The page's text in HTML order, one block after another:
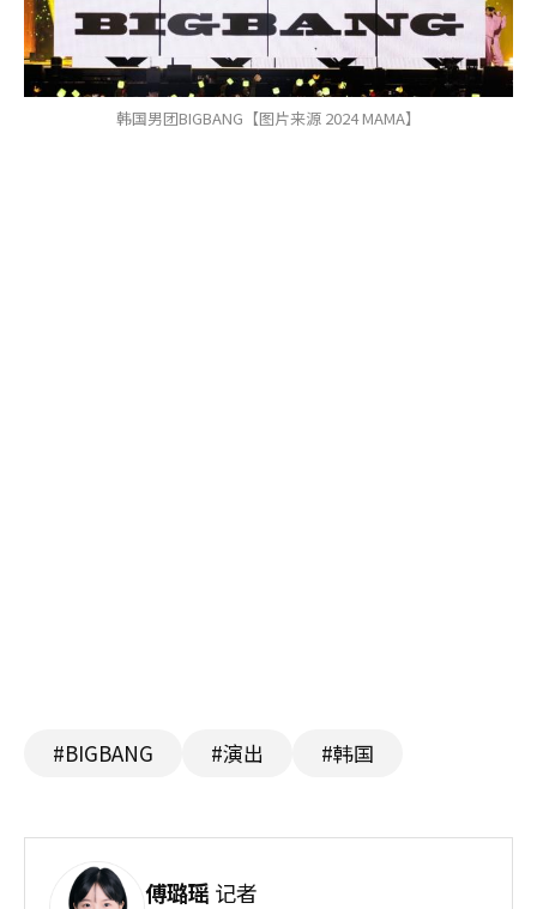
韩国男团BIGBANG【图片来源 2024 MAMA】
#BIGBANG #演出 #韩国
傅璐瑶 记者